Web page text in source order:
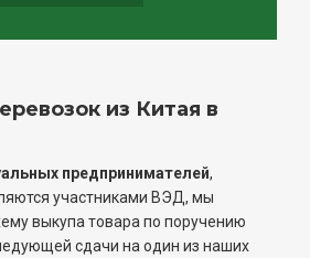
из Китая в
предпринимателей,
участниками ВЭД, мы
выкупа товара по поручению
сдачи на один из наших